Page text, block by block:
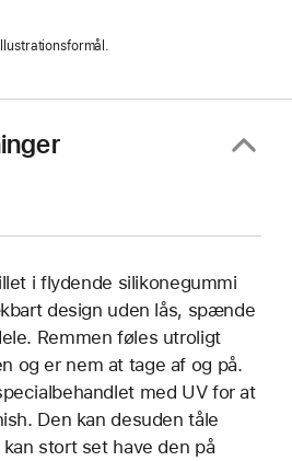
i flydende silikonegummi
design uden lås, spænde
Remmen føles utroligt
og er nem at tage af og på.
med UV for at
Den kan desuden tåle
stort set have den på